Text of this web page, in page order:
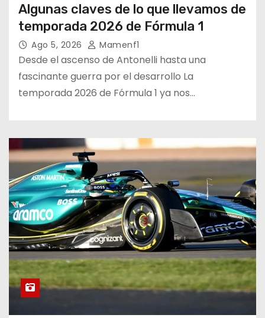
Algunas claves de lo que llevamos de
temporada 2026 de Fórmula 1
Ago 5, 2026 Mamenf1
Desde el ascenso de Antonelli hasta una
fascinante guerra por el desarrollo La
temporada 2026 de Fórmula 1 ya nos…